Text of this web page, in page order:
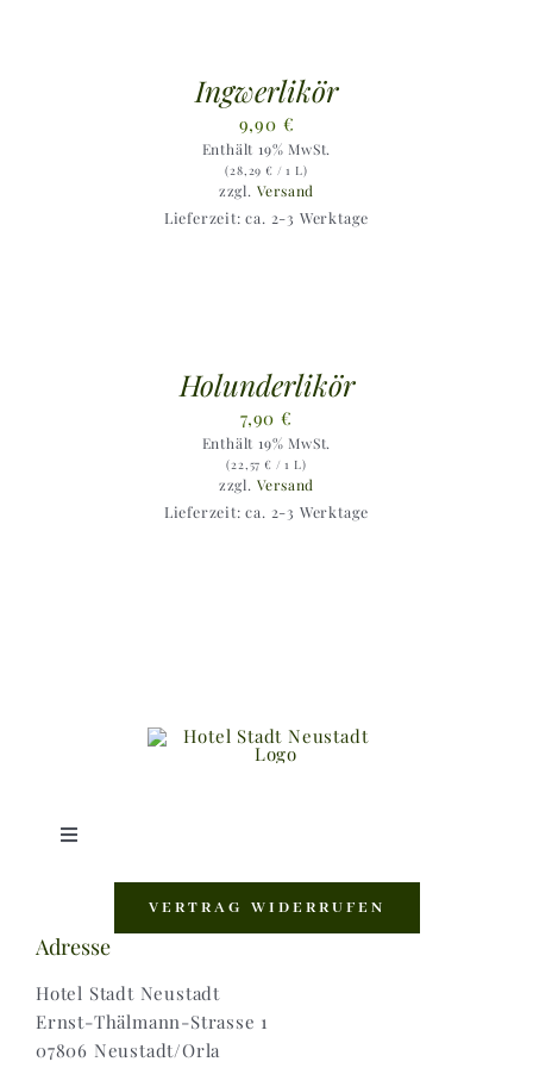
Ingwerlikör
9,90 €
Enthält 19% MwSt.
(28,29€ / 1 L)
zzgl. Versand
Lieferzeit: ca. 2-3 Werktage
Holunderlikör
7,90€
Enthält 19% MwSt.
(22,57€ / 1 L)
zzgl. Versand
Lieferzeit: ca. 2-3 Werktage
Toggle
Zahlungsweisen |
VERTRAG WIDERRUFEN
Adresse
Hotel Stadt Neustadt
Ernst-Thälmann-Strasse 1
07806 Neustadt/Orla